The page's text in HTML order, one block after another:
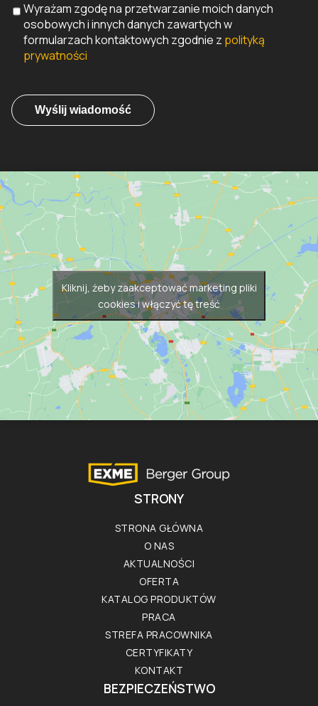
Wyrażam zgodę na przetwarzanie moich danych
osobowych i innych danych zawartych w
formularzach kontaktowych zgodnie z polityką
prywatności
Kliknij, żeby zaakceptować marketing pliki
cookies i włączyć tę treść
STRONY
STRONA GŁÓWNA
O NAS
AKTUALNOŚCI
OFERTA
KATALOG PRODUKTÓW
PRACA
STREFA PRACOWNIKA
CERTYFIKATY
KONTAKT
BEZPIECZEŃSTWO